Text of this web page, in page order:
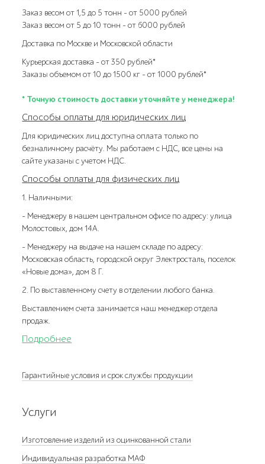
Заказ весом от 1,5 до 5 тонн – от 5000 рублей
Заказ весом от 5 до 10 тонн – от 6000 рублей
Доставка по Москве и Московской области
Курьерская доставка – от 350 рублей*
Заказы объемом от 10 до 1500 кг – от 1000 рублей*
* Точную стоимость доставки уточняйте у менеджера!
Способы оплаты для юридических лиц
Для юридических лиц доступна оплата только по
безналичному расчёту. Мы работаем с НДС, все цены на
сайте указаны с учетом НДС.
Способы оплаты для физических лиц
1. Наличными:
- Менеджеру в нашем центральном офисе по адресу: улица
Молостовых, дом 14А.
- Менеджеру на выдаче на нашем складе по адресу:
Московская область, городской округ Электросталь, поселок
«Новые дома», дом 8 Г.
2. По выставленному счету в отделении любого банка.
Выставлением счета занимается наш менеджер отдела
продаж.
Подробнее
Гарантийные условия и срок службы продукции
Услуги
Изготовление изделий из оцинкованной стали
Индивидуальная разработка МАФ